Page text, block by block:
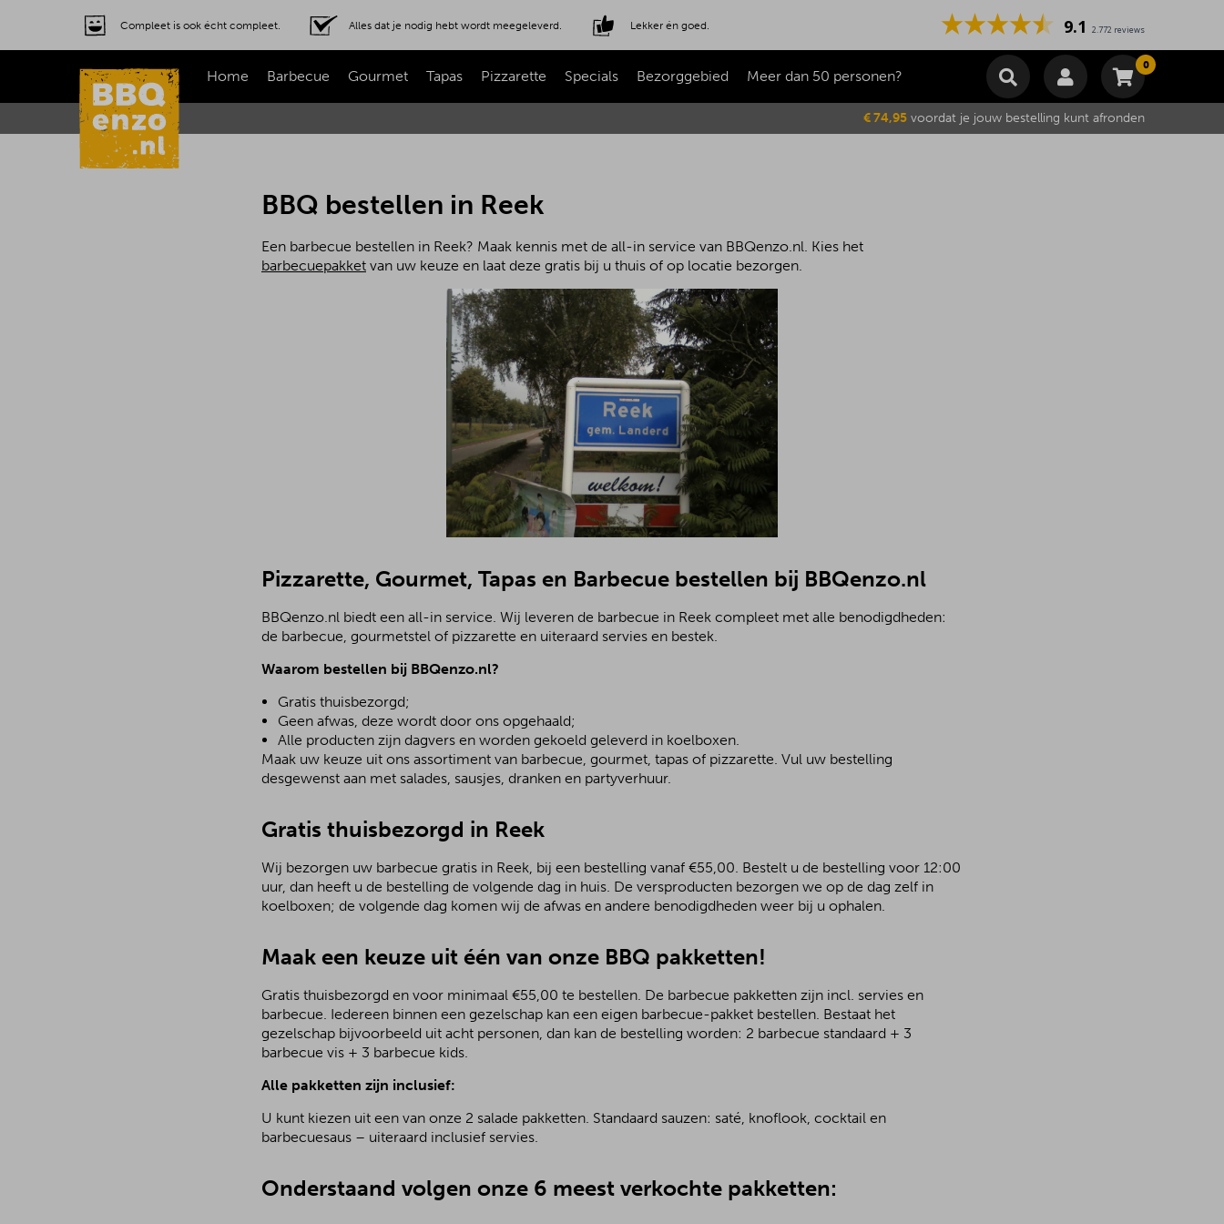
Compleet is ook écht compleet. Alles dat je nodig hebt wordt meegeleverd. Lekker én goed. 9.1 2.772 reviews
Home Barbecue Gourmet Tapas Pizzarette Specials Bezorggebied Meer dan 50 personen?
0
Winkelmand
Subtotaal €0,00
€ 74,95 voordat je jouw bestelling kunt afronden
BBQ bestellen in Reek
Een barbecue bestellen in Reek? Maak kennis met de all-in service van BBQenzo.nl. Kies het
barbecuepakket van uw keuze en laat deze gratis bij u thuis of op locatie bezorgen.
Pizzarette, Gourmet, Tapas en Barbecue bestellen bij BBQenzo.nl
BBQenzo.nl biedt een all-in service. Wij leveren de barbecue in Reek compleet met alle benodigdheden:
de barbecue, gourmetstel of pizzarette en uiteraard servies en bestek.
Waarom bestellen bij BBQenzo.nl?
Gratis thuisbezorgd;
Geen afwas, deze wordt door ons opgehaald;
Alle producten zijn dagvers en worden gekoeld geleverd in koelboxen.
Maak uw keuze uit ons assortiment van barbecue, gourmet, tapas of pizzarette. Vul uw bestelling
desgewenst aan met salades, sausjes, dranken en partyverhuur.
Gratis thuisbezorgd in Reek
Wij bezorgen uw barbecue gratis in Reek, bij een bestelling vanaf €55,00. Bestelt u de bestelling voor 12:00
uur, dan heeft u de bestelling de volgende dag in huis. De versproducten bezorgen we op de dag zelf in
koelboxen; de volgende dag komen wij de afwas en andere benodigdheden weer bij u ophalen.
Maak een keuze uit één van onze BBQ pakketten!
Gratis thuisbezorgd en voor minimaal €55,00 te bestellen. De barbecue pakketten zijn incl. servies en
barbecue. Iedereen binnen een gezelschap kan een eigen barbecue-pakket bestellen. Bestaat het
gezelschap bijvoorbeeld uit acht personen, dan kan de bestelling worden: 2 barbecue standaard + 3
barbecue vis + 3 barbecue kids.
Alle pakketten zijn inclusief:
U kunt kiezen uit een van onze 2 salade pakketten. Standaard sauzen: saté, knoflook, cocktail en
barbecuesaus – uiteraard inclusief servies.
Onderstaand volgen onze 6 meest verkochte pakketten: